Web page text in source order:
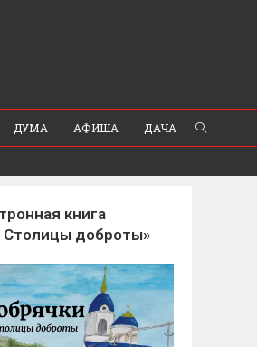
ДУМА АФИША ДАЧА
книга
Столицы доброты»